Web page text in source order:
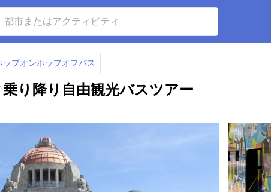
ップオンホップオフバス
り降り自由観光バスツアー